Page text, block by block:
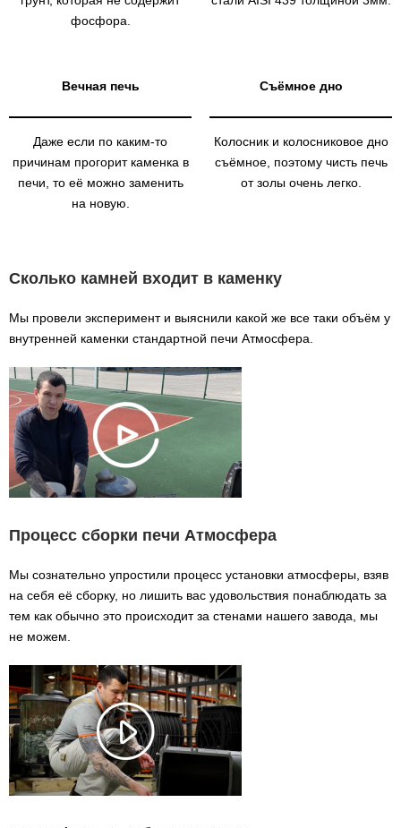
фосфора.
Вечная печь
Даже если по каким-то
причинам прогорит каменка в
печи, то её можно заменить
на новую.
Съёмное дно
Колосник и колосниковое дно
съёмное, поэтому чисть печь
от золы очень легко.
Сколько камней входит в каменку
Мы провели эксперимент и выяснили какой же все таки объём у
внутренней каменки стандартной печи Атмосфера.
Процесс сборки печи Атмосфера
Мы сознательно упростили процесс установки атмосферы, взяв
на себя её сборку, но лишить вас удовольствия понаблюдать за
тем как обычно это происходит за стенами нашего завода, мы
не можем.